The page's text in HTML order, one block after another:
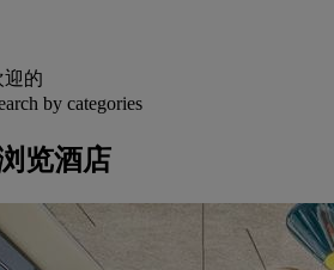
迎的
by categories
览酒店